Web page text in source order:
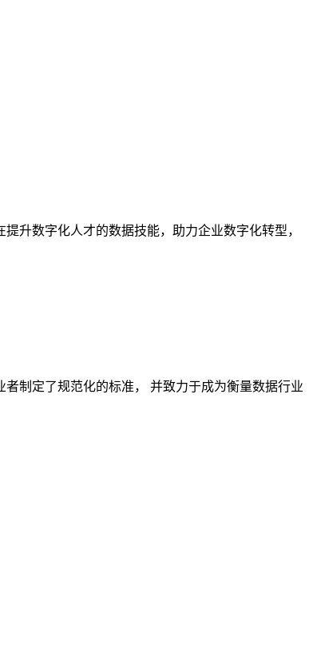
升数字化人才的数据技能，助力企业数字化转型，
制定了规范化的标准， 并致力于成为衡量数据行业